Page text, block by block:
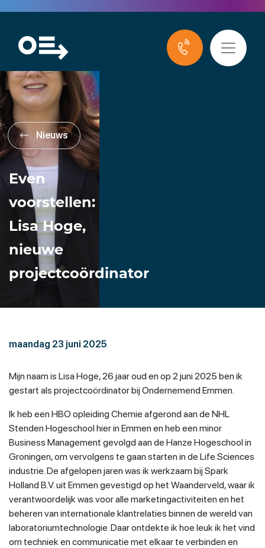
Nieuws
Even
voorstellen:
Lisa Hoge,
nieuwe
projectcoördinator
maandag 23 juni 2025
Mijn naam is Lisa Hoge, 26 jaar oud en op 2 juni 2025 ben ik
gestart als projectcoördinator bij Ondernemend Emmen.
Ik heb een HBO opleiding Chemie afgerond aan de NHL
Stenden Hogeschool hier in Emmen en heb een minor
Business Management gevolgd aan de Hanze Hogeschool in
Groningen, om vervolgens te gaan starten in de Life Sciences
industrie. De afgelopen jaren was ik werkzaam bij Spark
Holland B.V. uit Emmen gevestigd op het Waanderveld, waar ik
verantwoordelijk was voor alle marketingactiviteiten en het
beheren van internationale klantrelaties binnen de wereld van
laboratoriumtechnologie. Daar ontdekte ik hoe leuk ik het vind
om techniek en communicatie met elkaar te verbinden en